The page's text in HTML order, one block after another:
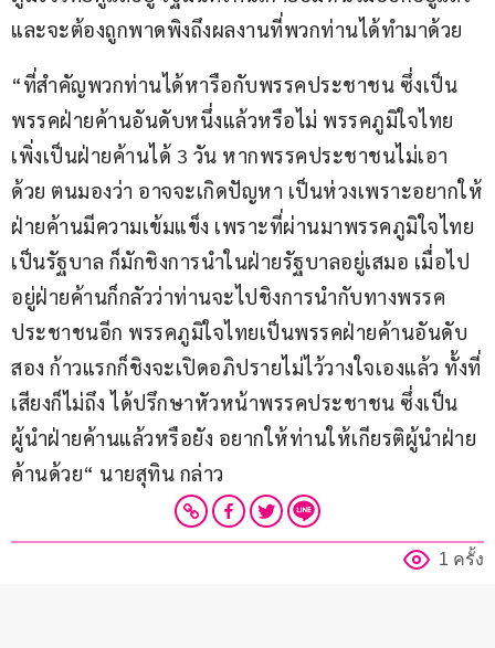
และจะต้องถูกพาดพิงถึงผลงานที่พวกท่านได้ทำมาด้วย
“ที่สำคัญพวกท่านได้หารือกับพรรคประชาชน ซึ่งเป็น
พรรคฝ่ายค้านอันดับหนึ่งแล้วหรือไม่ พรรคภูมิใจไทย
เพิ่งเป็นฝ่ายค้านได้ 3 วัน หากพรรคประชาชนไม่เอา
ด้วย ตนมองว่า อาจจะเกิดปัญหา เป็นห่วงเพราะอยากให้
ฝ่ายค้านมีความเข้มแข็ง เพราะที่ผ่านมาพรรคภูมิใจไทย
เป็นรัฐบาล ก็มักชิงการนำในฝ่ายรัฐบาลอยู่เสมอ เมื่อไป
อยู่ฝ่ายค้านก็กลัวว่าท่านจะไปชิงการนำกับทางพรรค
ประชาชนอีก พรรคภูมิใจไทยเป็นพรรคฝ่ายค้านอันดับ
สอง ก้าวแรกก็ชิงจะเปิดอภิปรายไม่ไว้วางใจเองแล้ว ทั้งที่
เสียงก็ไม่ถึง ได้ปรึกษาหัวหน้าพรรคประชาชน ซึ่งเป็น
ผู้นำฝ่ายค้านแล้วหรือยัง อยากให้ท่านให้เกียรติผู้นำฝ่าย
ค้านด้วย“ นายสุทิน กล่าว
1 ครั้ง